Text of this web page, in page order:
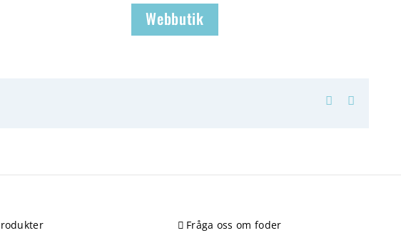
Webbutik
Facebook
Pinterest
Fråga oss om foder